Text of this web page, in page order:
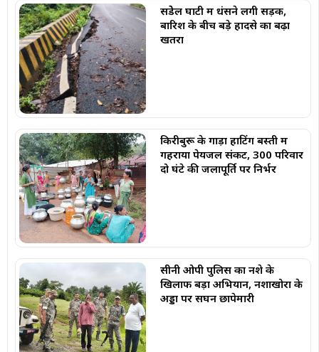
सेंडेेल घाटी में धंसने लगी सड़क,
बारिश के बीच बड़े हादसे का बढ़ा
खतरा
किरीबुरू के गाड़ा हाटिंग बस्ती में
गहराया पेयजल संकट, 300 परिवार
दो घंटे की जलापूर्ति पर निर्भर
सीनी ओपी पुलिस का नशे के
खिलाफ बड़ा अभियान, नशाखोरों के
अड्डों पर सघन छापेमारी